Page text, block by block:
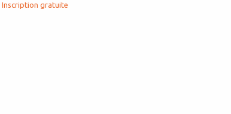
Inscription gratuite